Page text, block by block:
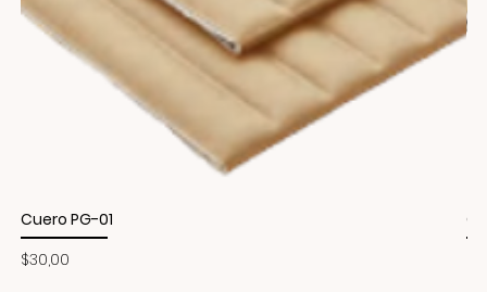
Cuero PG-01
Precio
$30,00